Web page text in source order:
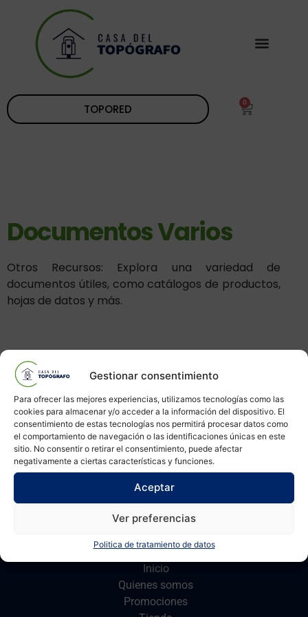
Gestionar consentimiento
Para ofrecer las mejores experiencias, utilizamos tecnologías como las
cookies para almacenar y/o acceder a la información del dispositivo. El
consentimiento de estas tecnologías nos permitirá procesar datos como
el comportamiento de navegación o las identificaciones únicas en este
sitio. No consentir o retirar el consentimiento, puede afectar
negativamente a ciertas características y funciones.
Aceptar
Ver preferencias
Politica de tratamiento de datos
TOPORED 0
Documentos Varios
Otros Recursos: Explora una variedad de
documentos útiles, como catálogos de productos,
hojas de datos y más.
Información
Inicio
Quienes somos
Promociones